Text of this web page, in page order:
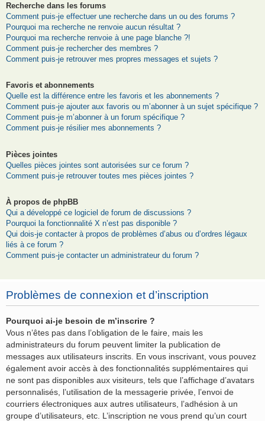
Recherche dans les forums
Comment puis-je effectuer une recherche dans un ou des forums ?
Pourquoi ma recherche ne renvoie aucun résultat ?
Pourquoi ma recherche renvoie à une page blanche ?!
Comment puis-je rechercher des membres ?
Comment puis-je retrouver mes propres messages et sujets ?
Favoris et abonnements
Quelle est la différence entre les favoris et les abonnements ?
Comment puis-je ajouter aux favoris ou m’abonner à un sujet spécifique ?
Comment puis-je m’abonner à un forum spécifique ?
Comment puis-je résilier mes abonnements ?
Pièces jointes
Quelles pièces jointes sont autorisées sur ce forum ?
Comment puis-je retrouver toutes mes pièces jointes ?
À propos de phpBB
Qui a développé ce logiciel de forum de discussions ?
Pourquoi la fonctionnalité X n’est pas disponible ?
Qui dois-je contacter à propos de problèmes d’abus ou d’ordres légaux
liés à ce forum ?
Comment puis-je contacter un administrateur du forum ?
Problèmes de connexion et d’inscription
Pourquoi ai-je besoin de m’inscrire ?
Vous n’êtes pas dans l’obligation de le faire, mais les
administrateurs du forum peuvent limiter la publication de
messages aux utilisateurs inscrits. En vous inscrivant, vous pouvez
également avoir accès à des fonctionnalités supplémentaires qui
ne sont pas disponibles aux visiteurs, tels que l’affichage d’avatars
personnalisés, l’utilisation de la messagerie privée, l’envoi de
courriers électroniques aux autres utilisateurs, l’adhésion à un
groupe d’utilisateurs, etc. L’inscription ne vous prend qu’un court